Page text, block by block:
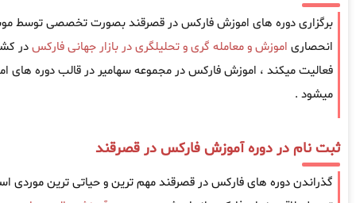
برگزاری دوره های اموزش فارکس در قصرقند بصورت تخصصی توسط
انحصاری اموزش و معامله گری و تحلیلگری در بازار جهانی فارکس
فعالیت میکند ، اموزش فارکس در مجموعه سهامیر در قالب دوره های
میشود .
ثبت نام در دوره آموزش فارکس در قصرقند
گذراندن دوره های فارکس در قصرقند مهم ترین و حیاتی ترین موردی